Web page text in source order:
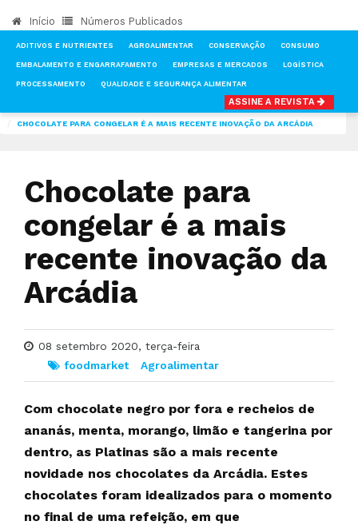
Início Números Publicados
ADITIVOS E NUTRIENTES AGROALIMENTAR CONSERVAÇÃO CONSUMO
EMBALAMENTO E ENGARRAFAMENTO EMPRESAS E MERCADOS LOGÍSTICA
PROCESSAMENTO QUALIDADE E SEGURANÇA ALIMENTAR
ASSINE A REVISTA
CHOCOLATE PARA CONGELAR É A MAIS RECENTE INOVAÇÃO DA ARCÁDIA
Chocolate para
congelar é a mais
recente inovação da
Arcádia
08 setembro 2020, terça-feira
foodmarket
Agroalimentar
Com chocolate negro por fora e recheios de
ananás, menta, morango, limão e tangerina por
dentro, as Platinas são a mais recente
novidade nos chocolates da Arcádia. Estes
chocolates foram idealizados para o momento
no final de uma refeição, em que